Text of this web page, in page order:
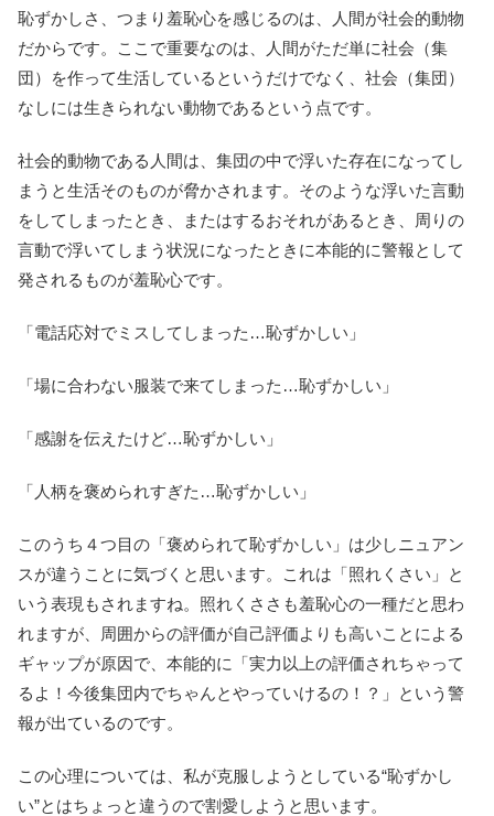
恥ずかしさ、つまり羞恥心を感じるのは、人間が社会的動物
だからです。ここで重要なのは、人間がただ単に社会（集
団）を作って生活しているというだけでなく、社会（集団）
なしには生きられない動物であるという点です。
社会的動物である人間は、集団の中で浮いた存在になってし
まうと生活そのものが脅かされます。そのような浮いた言動
をしてしまったとき、またはするおそれがあるとき、周りの
言動で浮いてしまう状況になったときに本能的に警報として
発されるものが羞恥心です。
「電話応対でミスしてしまった…恥ずかしい」
「場に合わない服装で来てしまった…恥ずかしい」
「感謝を伝えたけど…恥ずかしい」
「人柄を褒められすぎた…恥ずかしい」
このうち４つ目の「褒められて恥ずかしい」は少しニュアン
スが違うことに気づくと思います。これは「照れくさい」と
いう表現もされますね。照れくささも羞恥心の一種だと思わ
れますが、周囲からの評価が自己評価よりも高いことによる
ギャップが原因で、本能的に「実力以上の評価されちゃって
るよ！今後集団内でちゃんとやっていけるの！？」という警
報が出ているのです。
この心理については、私が克服しようとしている“恥ずかし
い”とはちょっと違うので割愛しようと思います。